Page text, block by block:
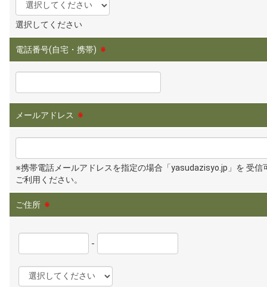
選択してください
電話番号(自宅・携帯) ※
メールアドレス ※
※携帯電話メールアドレスを指定の場合「yasudazisyo.jp」を 受信
ご利用ください。
ご住所 ※
-